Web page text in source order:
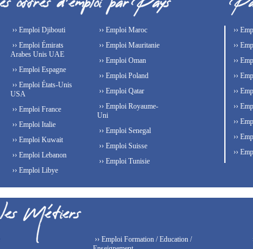
›› Emploi Djibouti
›› Emploi Émirats
Arabes Unis UAE
›› Emploi Espagne
›› Emploi États-Unis
USA
›› Emploi France
›› Emploi Italie
›› Emploi Kuwait
›› Emploi Lebanon
›› Emploi Libye
›› Emploi Maroc
›› Emploi Mauritanie
›› Emploi Oman
›› Emploi Poland
›› Emploi Qatar
›› Emploi Royaume-
Uni
›› Emploi Senegal
›› Emploi Suisse
›› Emploi Tunisie
››
››
››
››
››
››
››
››
››
›› Emploi Formation / Education /